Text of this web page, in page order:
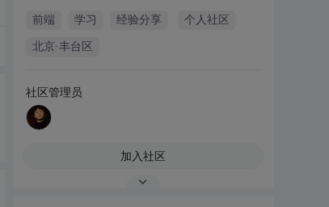
前端 学习 经验分享 个人社区
北京·丰台区
社区管理员
加入社区